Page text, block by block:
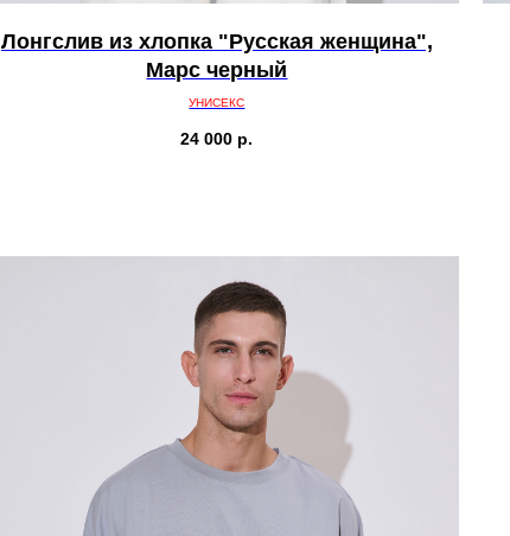
Лонгслив из хлопка "Русская женщина",
Марс черный
УНИСЕКС
24 000 р.